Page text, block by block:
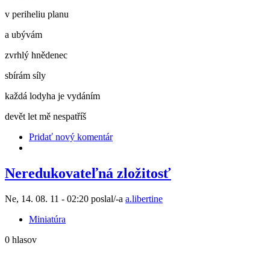
v periheliu planu
a ubývám
zvrhlý hnědenec
sbírám síly
každá lodyha je vydáním
devět let mě nespatříš
Pridať nový komentár
Neredukovateľná zložitosť
Ne, 14. 08. 11 - 02:20 poslal/-a a.libertine
Miniatúra
0 hlasov